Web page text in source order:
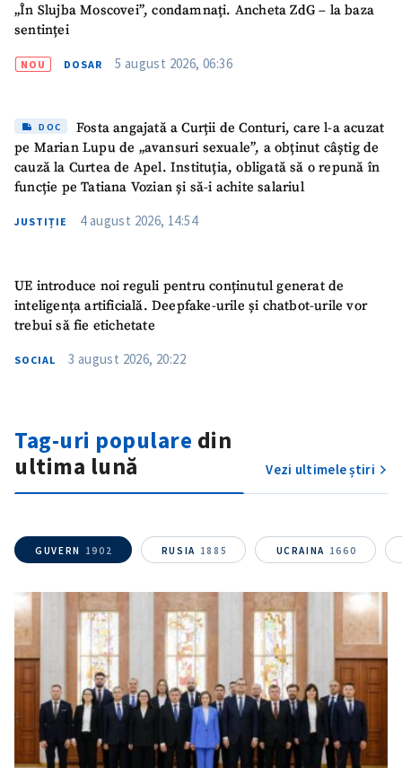
„În Slujba Moscovei”, condamnați. Ancheta ZdG – la baza
sentinței
NOU DOSAR 5 august 2026, 06:36
DOC
Fosta angajată a Curții de Conturi, care l-a acuzat
pe Marian Lupu de „avansuri sexuale”, a obținut câștig de
cauză la Curtea de Apel. Instituția, obligată să o repună în
funcție pe Tatiana Vozian și să-i achite salariul
JUSTIȚIE 4 august 2026, 14:54
UE introduce noi reguli pentru conținutul generat de
inteligența artificială. Deepfake-urile și chatbot-urile vor
trebui să fie etichetate
SOCIAL 3 august 2026, 20:22
Tag-uri populare din
ultima lună
Vezi ultimele știri
GUVERN 1902 RUSIA 1885 UCRAINA 1660